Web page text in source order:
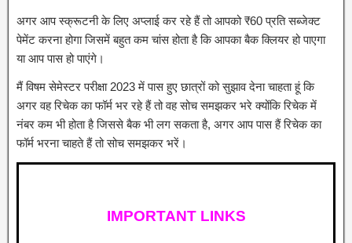
अगर आप स्क्रूटनी के लिए अप्लाई कर रहे हैं तो आपको ₹60 प्रति सब्जेक्ट
पेमेंट करना होगा जिसमें बहुत कम चांस होता है कि आपका बैक क्लियर हो पाएगा
या आप पास हो पाएंगे।
मैं विषम सेमेस्टर परीक्षा 2023 में पास हुए छात्रों को सुझाव देना चाहता हूं कि
अगर वह रिचेक का फॉर्म भर रहे हैं तो वह सोच समझकर भरे क्योंकि रिचेक में
नंबर कम भी होता है जिससे बैक भी लग सकता है, अगर आप पास हैं रिचेक का
फॉर्म भरना चाहते हैं तो सोच समझकर भरें।
IMPORTANT LINKS